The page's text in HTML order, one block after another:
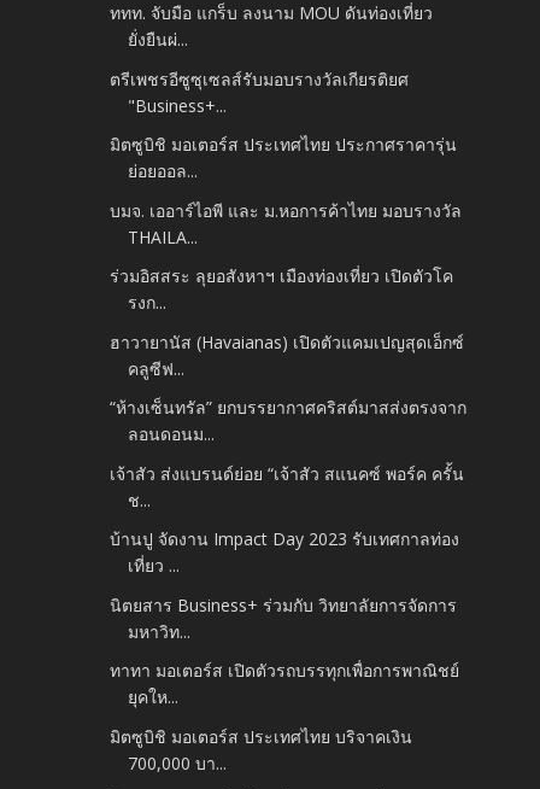
ททท. จับมือ แกร็บ ลงนาม MOU ดันท่องเที่ยว
ยั่งยืนผ่...
ตรีเพชรอีซูซุเซลส์รับมอบรางวัลเกียรติยศ
"Business+...
มิตซูบิชิ มอเตอร์ส ประเทศไทย ประกาศราคารุ่น
ย่อยออล...
บมจ. เออาร์ไอพี และ ม.หอการค้าไทย มอบรางวัล
THAILA...
ร่วมอิสสระ ลุยอสังหาฯ เมืองท่องเที่ยว เปิดตัวโค
รงก...
ฮาวายานัส (Havaianas) เปิดตัวแคมเปญสุดเอ็กซ์
คลูซีฟ...
“ห้างเซ็นทรัล” ยกบรรยากาศคริสต์มาสส่งตรงจาก
ลอนดอนม...
เจ้าสัว ส่งแบรนด์ย่อย “เจ้าสัว สแนคซ์ พอร์ค ครั้น
ช...
บ้านปู จัดงาน Impact Day 2023 รับเทศกาลท่อง
เที่ยว ...
นิตยสาร Business+ ร่วมกับ วิทยาลัยการจัดการ
มหาวิท...
ทาทา มอเตอร์ส เปิดตัวรถบรรทุกเพื่อการพาณิชย์
ยุคให...
มิตซูบิชิ มอเตอร์ส ประเทศไทย บริจาคเงิน
700,000 บา...